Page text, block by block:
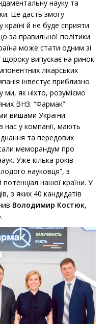
науку та
Це дасть змогу
й не буде сприяти
за правильної політики
може стати одним зі
щороку випускає на ринок
лікарських
інвестує приблизно
як ніхто, розуміємо
ВНЗ. “Фармак”
вишами України.
нас у компанії, мають
та передових
меморандум про
Уже кілька років
науковця”, з
нашої країни. У
з яких 40 кандидатів
Володимир Костюк,